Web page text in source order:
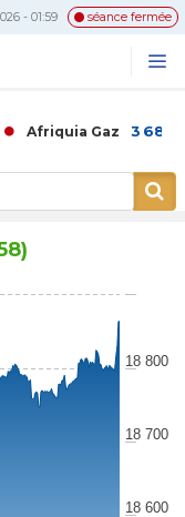
- 01:59 séance fermée
Gaz 3 680,00
18 600
18 700
18 800